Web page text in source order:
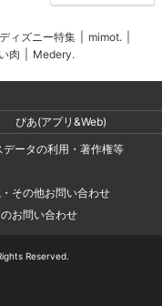
ィズニー特集 mimot.
肉 Medery.
ぴあ(アプリ&Web)
データの利用・著作権等
その他お問い合わせ
お問い合わせ
Reserved.